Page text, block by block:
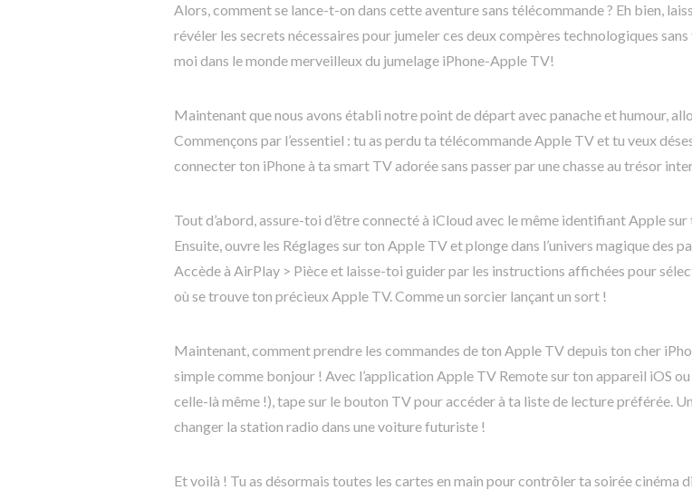
Alors, comment se lance-t-on dans cette aventure sans télécommande ? Eh bien,
révéler les secrets nécessaires pour jumeler ces deux compères technologiques sans
moi dans le monde merveilleux du jumelage iPhone-Apple TV!
Maintenant que nous avons établi notre point de départ avec panache et humour,
Commençons par l’essentiel : tu as perdu ta télécommande Apple TV et tu veux
connecter ton iPhone à ta smart TV adorée sans passer par une chasse au trésor
Tout d’abord, assure-toi d’être connecté à iCloud avec le même identifiant Apple
Ensuite, ouvre les Réglages sur ton Apple TV et plonge dans l’univers magique des
Accède à AirPlay > Pièce et laisse-toi guider par les instructions affichées pour
où se trouve ton précieux Apple TV. Comme un sorcier lançant un sort !
Maintenant, comment prendre les commandes de ton Apple TV depuis ton cher
simple comme bonjour ! Avec l’application Apple TV Remote sur ton appareil iOS
celle-là même !), tape sur le bouton TV pour accéder à ta liste de lecture préférée.
changer la station radio dans une voiture futuriste !
Et voilà ! Tu as désormais toutes les cartes en main pour contrôler ta soirée cinéma